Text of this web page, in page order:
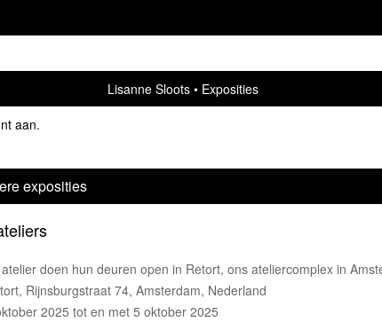
Lisanne Sloots
Exposities
aan.
exposities
doen hun deuren open in Retort, ons ateliercomplex in
Rijnsburgstraat 74, Amsterdam, Nederland
2025 tot en met 5 oktober 2025